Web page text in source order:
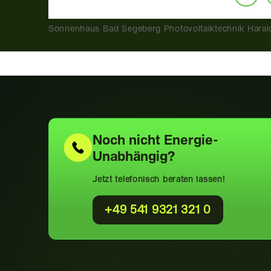
Sonnenhaus Bad Segeberg Photovoltaiktechnik
Noch nicht Energie-
Unabhängig?
Jetzt telefonisch beraten lassen!
+49 541 9321 321 0